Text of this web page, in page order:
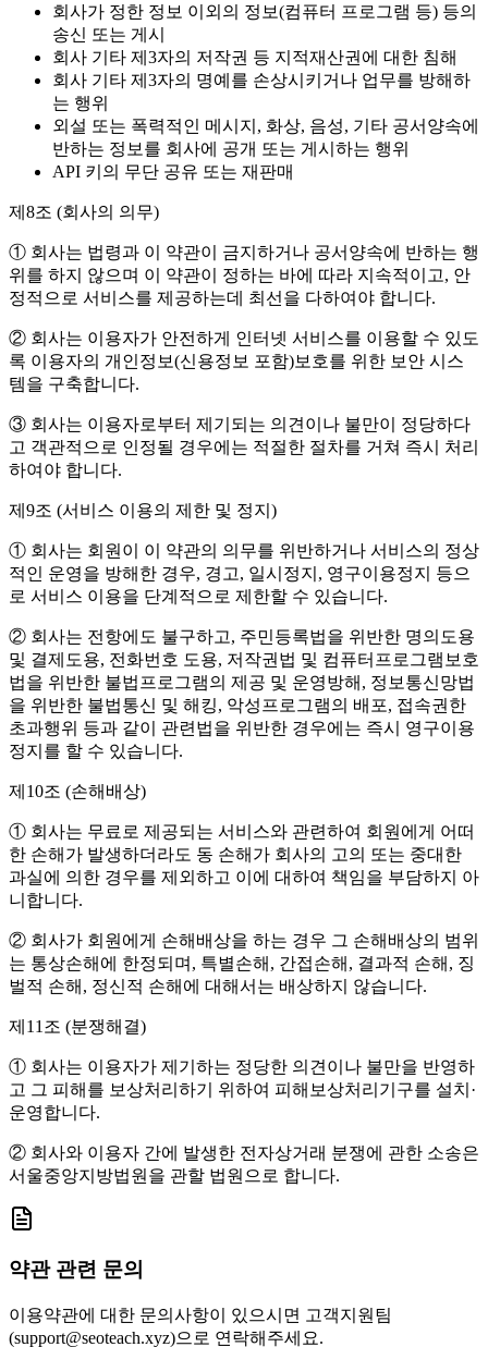
회사가 정한 정보 이외의 정보(컴퓨터 프로그램 등) 등의
송신 또는 게시
회사 기타 제3자의 저작권 등 지적재산권에 대한 침해
회사 기타 제3자의 명예를 손상시키거나 업무를 방해하
는 행위
외설 또는 폭력적인 메시지, 화상, 음성, 기타 공서양속에
반하는 정보를 회사에 공개 또는 게시하는 행위
API 키의 무단 공유 또는 재판매
제8조 (회사의 의무)
① 회사는 법령과 이 약관이 금지하거나 공서양속에 반하는 행
위를 하지 않으며 이 약관이 정하는 바에 따라 지속적이고, 안
정적으로 서비스를 제공하는데 최선을 다하여야 합니다.
② 회사는 이용자가 안전하게 인터넷 서비스를 이용할 수 있도
록 이용자의 개인정보(신용정보 포함)보호를 위한 보안 시스
템을 구축합니다.
③ 회사는 이용자로부터 제기되는 의견이나 불만이 정당하다
고 객관적으로 인정될 경우에는 적절한 절차를 거쳐 즉시 처리
하여야 합니다.
제9조 (서비스 이용의 제한 및 정지)
① 회사는 회원이 이 약관의 의무를 위반하거나 서비스의 정상
적인 운영을 방해한 경우, 경고, 일시정지, 영구이용정지 등으
로 서비스 이용을 단계적으로 제한할 수 있습니다.
② 회사는 전항에도 불구하고, 주민등록법을 위반한 명의도용
및 결제도용, 전화번호 도용, 저작권법 및 컴퓨터프로그램보호
법을 위반한 불법프로그램의 제공 및 운영방해, 정보통신망법
을 위반한 불법통신 및 해킹, 악성프로그램의 배포, 접속권한
초과행위 등과 같이 관련법을 위반한 경우에는 즉시 영구이용
정지를 할 수 있습니다.
제10조 (손해배상)
① 회사는 무료로 제공되는 서비스와 관련하여 회원에게 어떠
한 손해가 발생하더라도 동 손해가 회사의 고의 또는 중대한
과실에 의한 경우를 제외하고 이에 대하여 책임을 부담하지 아
니합니다.
② 회사가 회원에게 손해배상을 하는 경우 그 손해배상의 범위
는 통상손해에 한정되며, 특별손해, 간접손해, 결과적 손해, 징
벌적 손해, 정신적 손해에 대해서는 배상하지 않습니다.
제11조 (분쟁해결)
① 회사는 이용자가 제기하는 정당한 의견이나 불만을 반영하
고 그 피해를 보상처리하기 위하여 피해보상처리기구를 설치·
운영합니다.
② 회사와 이용자 간에 발생한 전자상거래 분쟁에 관한 소송은
서울중앙지방법원을 관할 법원으로 합니다.
약관 관련 문의
이용약관에 대한 문의사항이 있으시면 고객지원팀
(support@seoteach.xyz)으로 연락해주세요.